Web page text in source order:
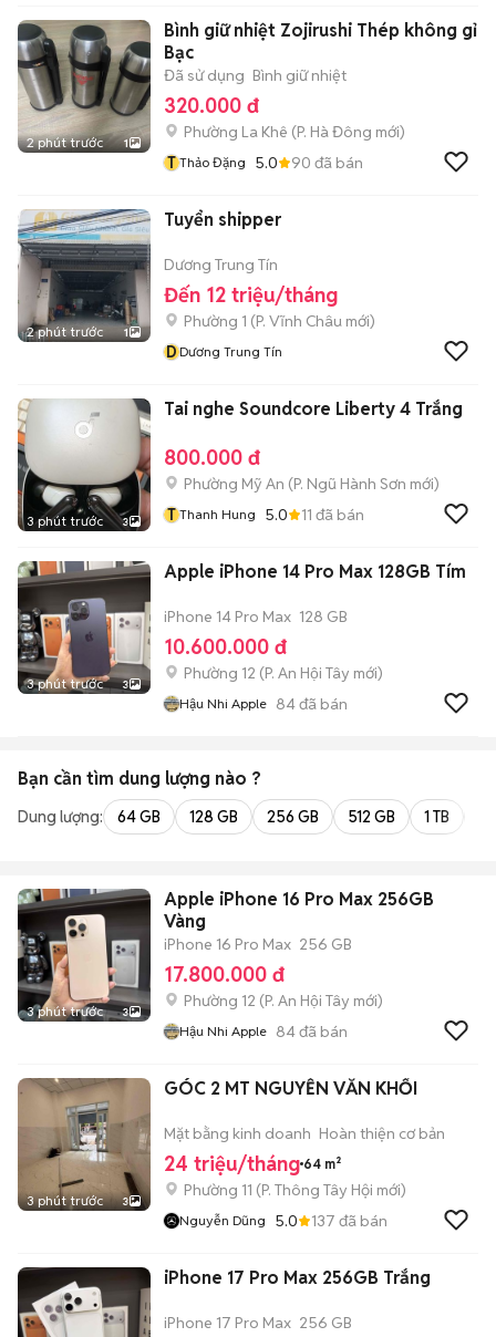
2 phút trước 1
Bình giữ nhiệt Zojirushi Thép không gỉ
Bạc
Đã sử dụng Bình giữ nhiệt
320.000 đ
Phường La Khê (P. Hà Đông mới)
T Thảo Đặng 5.0 90 đã bán
2 phút trước 1
Tuyển shipper
Dương Trung Tín
Đến 12 triệu/tháng
Phường 1 (P. Vĩnh Châu mới)
DDương Trung Tín
3 phút trước 3
Tai nghe Soundcore Liberty 4 Trắng
800.000 đ
Phường Mỹ An (P. Ngũ Hành Sơn mới)
T Thanh Hung 5.0 11 đã bán
3 phút trước 3
Apple iPhone 14 Pro Max 128GB Tím
iPhone 14 Pro Max 128 GB
10.600.000 đ
Phường 12 (P. An Hội Tây mới)
Hậu Nhi Apple 84đã bán
Bạn cần tìm dung lượng nào ?
Dung lượng: 64 GB 128 GB 256 GB 512 GB 1 TB
3 phút trước 3
Apple iPhone 16 Pro Max 256GB
Vàng
iPhone 16 Pro Max 256 GB
17.800.000 đ
Phường 12 (P. An Hội Tây mới)
Hậu Nhi Apple 84đã bán
3 phút trước 3
GÓC 2 MT NGUYỄN VĂN KHỐI
Mặt bằng kinh doanh Hoàn thiện cơ bản
24 triệu/tháng 64 m²
Phường 11 (P. Thông Tây Hội mới)
Nguyễn Dũng 5.0 137 đã bán
iPhone 17 Pro Max 256GB Trắng
iPhone 17 Pro Max 256 GB